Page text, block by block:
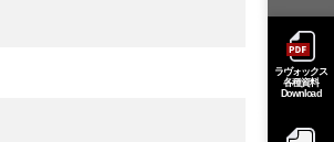
ラヴォックス
各種資料
Download